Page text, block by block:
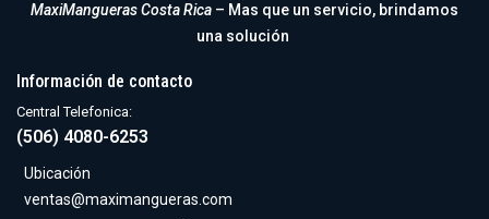
MaxiMangueras Costa Rica – Mas que un servicio, brindamos
una solución
Información de contacto
Central Telefonica:
(506) 4080-6253
Ubicación
ventas@maximangueras.com